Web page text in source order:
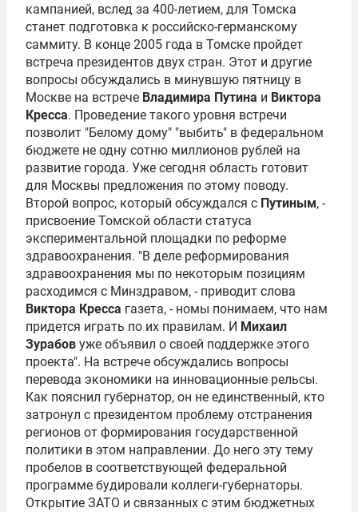
кампанией, вслед за 400-летием, для Томска
станет подготовка к российско-германскому
саммиту. В конце 2005 года в Томске пройдет
встреча президентов двух стран. Этот и другие
вопросы обсуждались в минувшую пятницу в
Москве на встрече Владимира Путина и Виктора
Кресса. Проведение такого уровня встречи
позволит "Белому дому" "выбить" в федеральном
бюджете не одну сотню миллионов рублей на
развитие города. Уже сегодня область готовит
для Москвы предложения по этому поводу.
Второй вопрос, который обсуждался с Путиным, -
присвоение Томской области статуса
экспериментальной площадки по реформе
здравоохранения. "В деле реформирования
здравоохранения мы по некоторым позициям
расходимся с Минздравом, - приводит слова
Виктора Кресса газета, - номы понимаем, что нам
придется играть по их правилам. И Михаил
Зурабов уже объявил о своей поддержке этого
проекта". На встрече обсуждались вопросы
перевода экономики на инновационные рельсы.
Как пояснил губернатор, он не единственный, кто
затронул с президентом проблему отстранения
регионов от формирования государственной
политики в этом направлении. До него эту тему
пробелов в соответствующей федеральной
программе будировали коллеги-губернаторы.
Открытие ЗАТО и связанных с этим бюджетных